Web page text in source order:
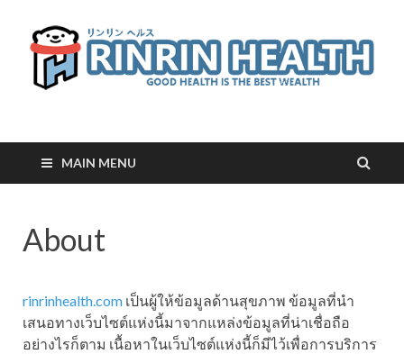
RinRin Health
MAIN MENU
About
rinrinhealth.com เป็นผู้ให้ข้อมูลด้านสุขภาพ ข้อมูลที่นำ
เสนอทางเว็บไซต์แห่งนี้มาจากแหล่งข้อมูลที่น่าเชื่อถือ
อย่างไรก็ตาม เนื้อหาในเว็บไซต์แห่งนี้ก็มีไว้เพื่อการบริการ